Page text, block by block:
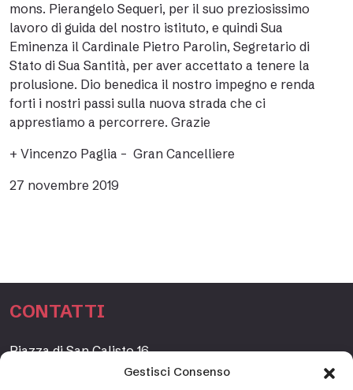
Gestisci Consenso
mons. Pierangelo Sequeri, per il suo preziosissimo
lavoro di guida del nostro istituto, e quindi Sua
Eminenza il Cardinale Pietro Parolin, Segretario di
Stato di Sua Santità, per aver accettato a tenere la
prolusione. Dio benedica il nostro impegno e renda
forti i nostri passi sulla nuova strada che ci
apprestiamo a percorrere. Grazie
+ Vincenzo Paglia – Gran Cancelliere
27 novembre 2019
CONTATTI
Piazza di San Calisto 16,